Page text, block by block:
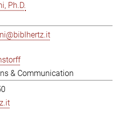
Ph.D.
& Communication